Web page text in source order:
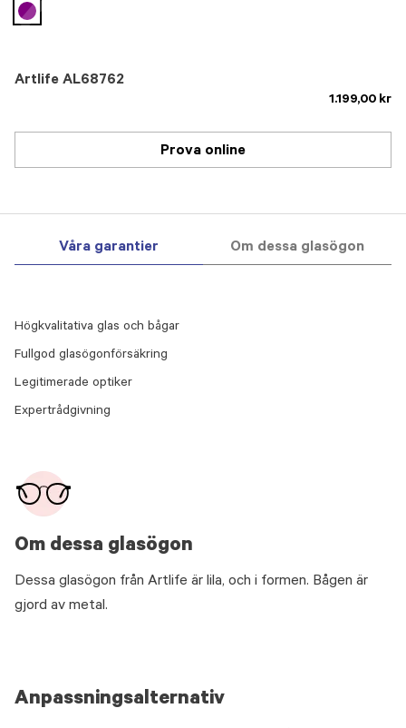
Artlife AL68762
1.199,00 kr
selected
Prova online
Våra garantier Om dessa glasögon
Om dessa glasögon
Dessa glasögon från Artlife är lila, och i formen. Bågen är
gjord av metal.
Högkvalitativa glas och bågar
Fullgod glasögonförsäkring
Legitimerade optiker
Expertrådgivning
Anpassningsalternativ